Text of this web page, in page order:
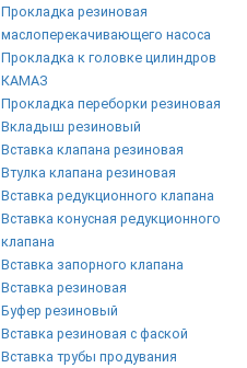
Прокладка резиновая
маслоперекачивающего насоса
Прокладка к головке цилиндров
КАМАЗ
Прокладка переборки резиновая
Вкладыш резиновый
Вставка клапана резиновая
Втулка клапана резиновая
Вставка редукционного клапана
Вставка конусная редукционного
клапана
Вставка запорного клапана
Вставка резиновая
Буфер резиновый
Вставка резиновая с фаской
Вставка трубы продувания